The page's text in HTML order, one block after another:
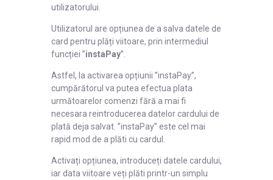
utilizatorului.
Utilizatorul are opțiunea de a salva datele de
card pentru plăți viitoare, prin intermediul
funcției ”instaPay”.
Astfel, la activarea opțiunii ”instaPay”,
cumpărătorul va putea efectua plata
următoarelor comenzi fără a mai fi
necesara reintroducerea datelor cardului de
plată deja salvat. ”instaPay” este cel mai
rapid mod de a plăti cu cardul.
Activați opțiunea, introduceți datele cardului,
iar data viitoare veți plăti printr-un simplu